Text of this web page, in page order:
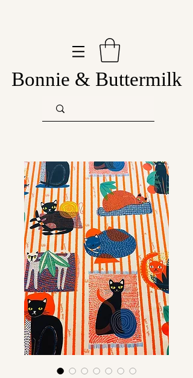
Bonnie & Buttermilk